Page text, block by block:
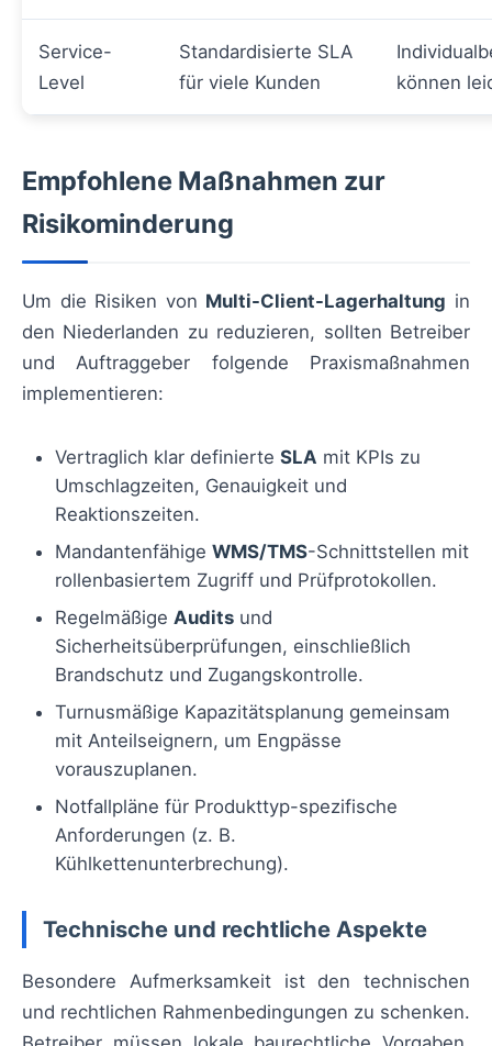
Service-
Level
Standardisierte SLA
für viele Kunden
können
Empfohlene Maßnahmen zur
Risikominderung
Um die Risiken von Multi-Client-Lagerhaltung in
den Niederlanden zu reduzieren, sollten Betreiber
und Auftraggeber folgende Praxismaßnahmen
implementieren:
Vertraglich klar definierte SLA mit KPIs zu
Umschlagzeiten, Genauigkeit und
Reaktionszeiten.
Mandantenfähige WMS/TMS-Schnittstellen mit
rollenbasiertem Zugriff und Prüfprotokollen.
Regelmäßige Audits und
Sicherheitsüberprüfungen, einschließlich
Brandschutz und Zugangskontrolle.
Turnusmäßige Kapazitätsplanung gemeinsam
mit Anteilseignern, um Engpässe
vorauszuplanen.
Notfallpläne für Produkttyp-spezifische
Anforderungen (z. B.
Kühlkettenunterbrechung).
Technische und rechtliche Aspekte
Besondere Aufmerksamkeit ist den technischen
und rechtlichen Rahmenbedingungen zu schenken.